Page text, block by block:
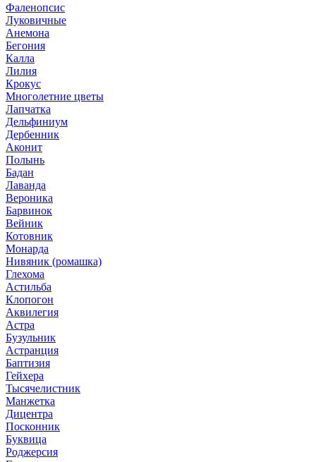
Фаленопсис
Луковичные
Анемона
Бегония
Калла
Лилия
Крокус
Многолетние цветы
Лапчатка
Дельфиниум
Дербенник
Аконит
Полынь
Бадан
Лаванда
Вероника
Барвинок
Вейник
Котовник
Монарда
Нивяник (ромашка)
Глехома
Астильба
Клопогон
Аквилегия
Астра
Бузульник
Астранция
Баптизия
Гейхера
Тысячелистник
Манжетка
Дицентра
Посконник
Буквица
Роджерсия